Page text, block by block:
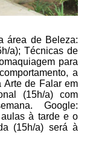
área de Beleza:
a); Técnicas de
para
a
Arte de Falar em
(15h/a) com
Google:
à tarde e o
(15h/a) será à